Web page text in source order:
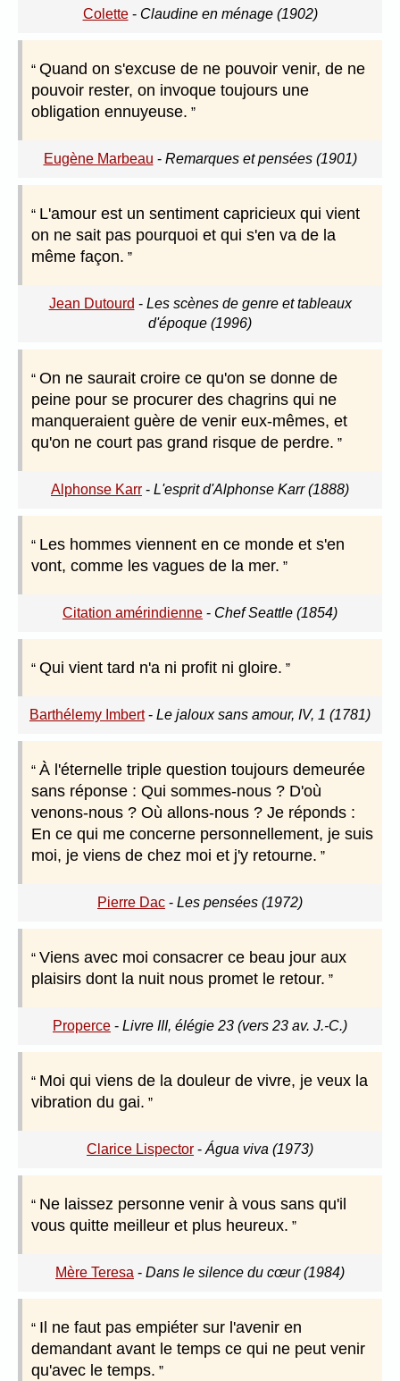
Colette- Claudine en ménage (1902)
Quand on s'excuse de ne pouvoir venir, de ne
pouvoir rester, on invoque toujours une
obligation ennuyeuse.
Eugène Marbeau - Remarques et pensées (1901)
L'amour est un sentiment capricieux qui vient
on ne sait pas pourquoi et qui s'en va de la
même façon.
Jean Dutourd - Les scènes de genre et tableaux
d'époque (1996)
On ne saurait croire ce qu'on se donne de
peine pour se procurer des chagrins qui ne
manqueraient guère de venir eux-mêmes, et
qu'on ne court pas grand risque de perdre.
Alphonse Karr - L'esprit d'Alphonse Karr (1888)
Les hommes viennent en ce monde et s'en
vont, comme les vagues de la mer.
Citation amérindienne - Chef Seattle (1854)
Qui vient tard n'a ni profit ni gloire.
Barthélemy Imbert- Le jaloux sans amour, IV, 1 (1781)
À l'éternelle triple question toujours demeurée
sans réponse : Qui sommes-nous ? D'où
venons-nous ? Où allons-nous ? Je réponds :
En ce qui me concerne personnellement, je suis
moi, je viens de chez moi et j'y retourne.
Pierre Dac - Les pensées (1972)
Viens avec moi consacrer ce beau jour aux
plaisirs dont la nuit nous promet le retour.
Properce - Livre III, élégie 23 (vers 23 av. J.-C.)
Moi qui viens de la douleur de vivre, je veux la
vibration du gai.
Clarice Lispector - Água viva (1973)
Ne laissez personne venir à vous sans qu'il
vous quitte meilleur et plus heureux.
Mère Teresa - Dans le silence du cœur (1984)
Il ne faut pas empiéter sur l'avenir en
demandant avant le temps ce qui ne peut venir
qu'avec le temps.